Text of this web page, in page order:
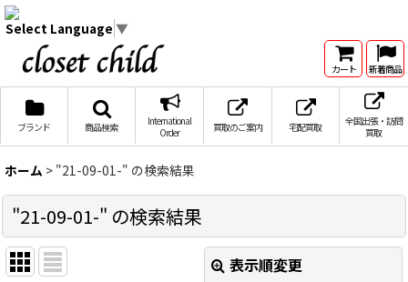
Select Language ▼
カート 新着商品
ブランド 商品検索
International
Order
買取のご案内 宅配買取
全国出張・訪問
買取
ホーム > "21-09-01-" の検索結果
"21-09-01-" の検索結果
表示順変更